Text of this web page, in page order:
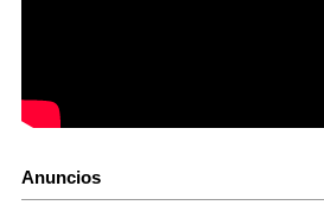
Anuncios